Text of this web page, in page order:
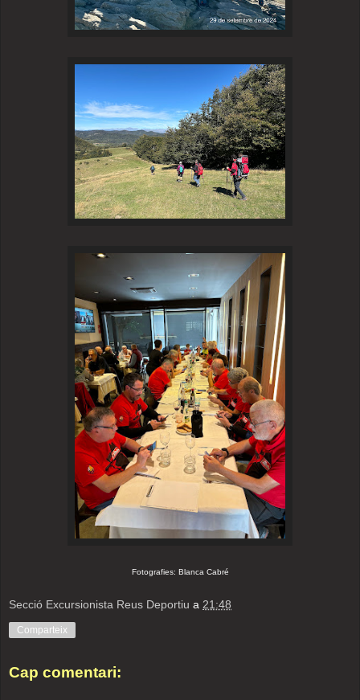
Fotografies: Blanca Cabré
Secció Excursionista Reus Deportiu a 21:48
Comparteix
Cap comentari: